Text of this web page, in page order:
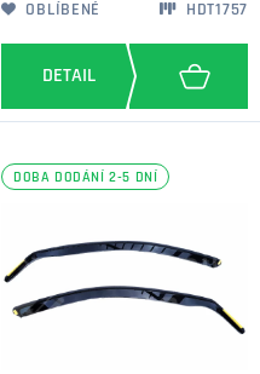
OBLÍBENÉ HDT1757
DOBA DODÁNÍ 2-5 DNÍ